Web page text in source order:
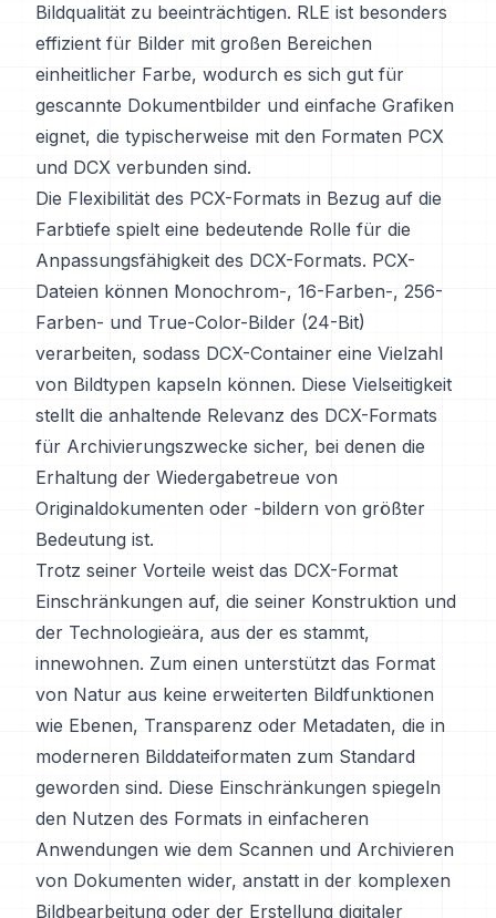
Bildqualität zu beeinträchtigen. RLE ist besonders
effizient für Bilder mit großen Bereichen
einheitlicher Farbe, wodurch es sich gut für
gescannte Dokumentbilder und einfache Grafiken
eignet, die typischerweise mit den Formaten PCX
und DCX verbunden sind.
Die Flexibilität des PCX-Formats in Bezug auf die
Farbtiefe spielt eine bedeutende Rolle für die
Anpassungsfähigkeit des DCX-Formats. PCX-
Dateien können Monochrom-, 16-Farben-, 256-
Farben- und True-Color-Bilder (24-Bit)
verarbeiten, sodass DCX-Container eine Vielzahl
von Bildtypen kapseln können. Diese Vielseitigkeit
stellt die anhaltende Relevanz des DCX-Formats
für Archivierungszwecke sicher, bei denen die
Erhaltung der Wiedergabetreue von
Originaldokumenten oder -bildern von größter
Bedeutung ist.
Trotz seiner Vorteile weist das DCX-Format
Einschränkungen auf, die seiner Konstruktion und
der Technologieära, aus der es stammt,
innewohnen. Zum einen unterstützt das Format
von Natur aus keine erweiterten Bildfunktionen
wie Ebenen, Transparenz oder Metadaten, die in
moderneren Bilddateiformaten zum Standard
geworden sind. Diese Einschränkungen spiegeln
den Nutzen des Formats in einfacheren
Anwendungen wie dem Scannen und Archivieren
von Dokumenten wider, anstatt in der komplexen
Bildbearbeitung oder der Erstellung digitaler